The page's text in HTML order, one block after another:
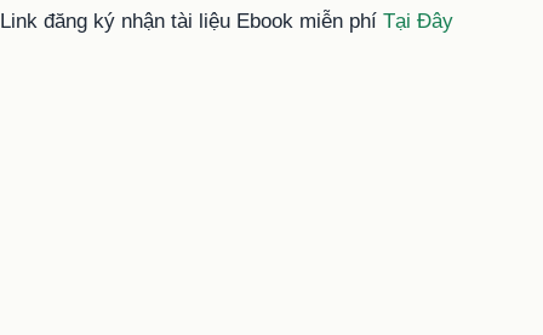
Link đăng ký nhận tài liệu Ebook miễn phí Tại Đây